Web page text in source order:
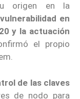
origen en la
en
y la actuación
el propio
de las claves
de nodo para